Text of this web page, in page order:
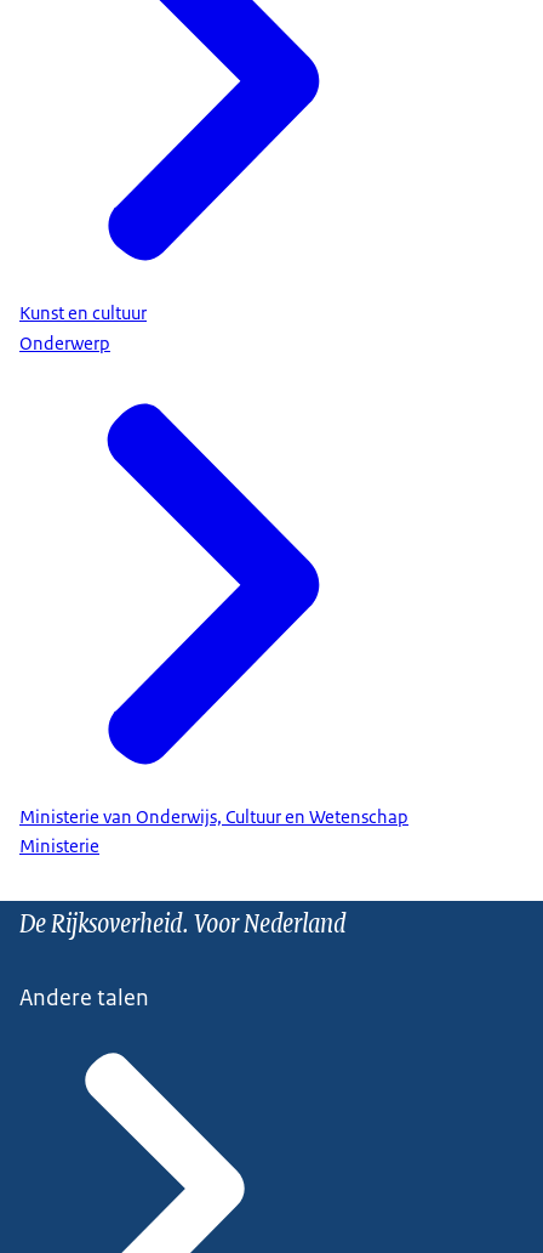
Kunst en cultuur
Onderwerp
Ministerie van Onderwijs, Cultuur en Wetenschap
Ministerie
De Rijksoverheid. Voor Nederland
Andere talen